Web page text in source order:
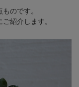
のです。
紹介します。